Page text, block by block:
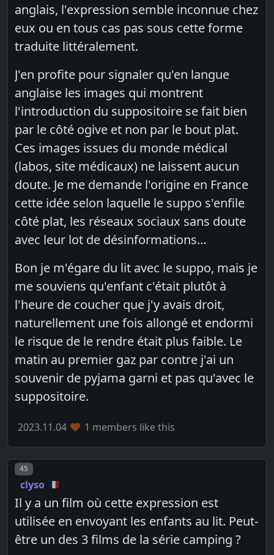
anglais, l'expression semble inconnue chez
eux ou en tous cas pas sous cette forme
traduite littéralement.
J'en profite pour signaler qu'en langue
anglaise les images qui montrent
l'introduction du suppositoire se fait bien
par le côté ogive et non par le bout plat.
Ces images issues du monde médical
(labos, site médicaux) ne laissent aucun
doute. Je me demande l'origine en France
cette idée selon laquelle le suppo s'enfile
côté plat, les réseaux sociaux sans doute
avec leur lot de désinformations...
Bon je m'égare du lit avec le suppo, mais je
me souviens qu'enfant c'était plutôt à
l'heure de coucher que j'y avais droit,
naturellement une fois allongé et endormi
le risque de le rendre était plus faible. Le
matin au premier gaz par contre j'ai un
souvenir de pyjama garni et pas qu'avec le
suppositoire.
2023.11.04 1 members like this
Post number
45
clyso
Il y a un film où cette expression est
utilisée en envoyant les enfants au lit. Peut-
être un des 3 films de la série camping ?